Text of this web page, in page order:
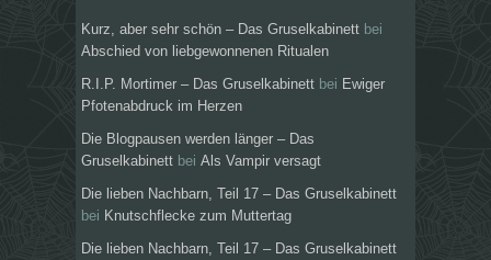
Kurz, aber sehr schön – Das Gruselkabinett bei
Abschied von liebgewonnenen Ritualen
R.I.P. Mortimer – Das Gruselkabinett bei Ewiger
Pfotenabdruck im Herzen
Die Blogpausen werden länger – Das
Gruselkabinett bei Als Vampir versagt
Die lieben Nachbarn, Teil 17 – Das Gruselkabinett
bei Knutschflecke zum Muttertag
Die lieben Nachbarn, Teil 17 – Das Gruselkabinett